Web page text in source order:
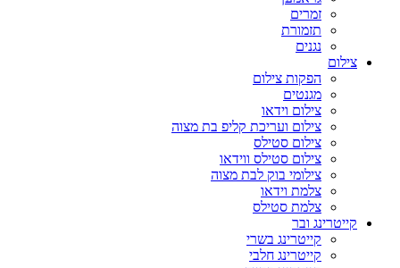
זמרים
תזמורת
נגנים
צילום
הפקות צילום
מגנטים
צילום וידאו
צילום ועריכת קליפ בת מצוה
צילום סטילס
צילום סטילס ווידאו
צילומי בוק לבת מצוה
צלמת וידאו
צלמת סטילס
קייטרינג ובר
קייטרינג בשרי
קייטרינג חלבי